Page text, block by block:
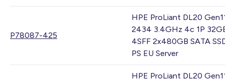
P78087-425
HPE ProLiant DL20
2434 3.4GHz 4c 1P
4SFF 2x480GB SATA
PS EU Server
HPE ProLiant DL20